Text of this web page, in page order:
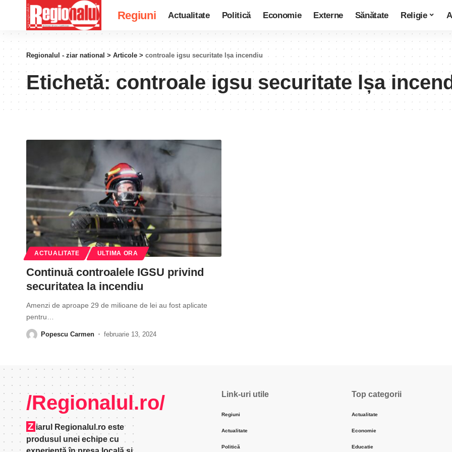
Regiuni Actualitate Politică Economie Externe Sănătate Religie
Regionalul - ziar national > Articole > controale igsu securitate lșa incendiu
Etichetă: controale igsu securitate lșa
ACTUALITATE ULTIMA ORA
Continuă controalele IGSU privind
securitatea la incendiu
Amenzi de aproape 29 de milioane de lei au fost aplicate
pentru
Popescu Carmen februarie 13, 2024
/Regionalul.ro/
Z iarul Regionalul.ro este
produsul unei echipe cu
Link-uri utile
Regiuni
Actualitate
Politică
Top categorii
Actualitate
Economie
Educatie